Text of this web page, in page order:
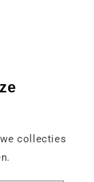
collecties